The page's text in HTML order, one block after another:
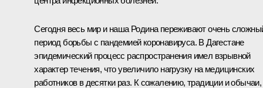
Сегодня весь мир и наша Родина переживают очень
период борьбы с пандемией коронавируса. В Дагестане
эпидемический процесс распространения имел взрывной
характер течения, что увеличило нагрузку на медицинских
работников в десятки раз. К сожалению, традиции и обычаи,